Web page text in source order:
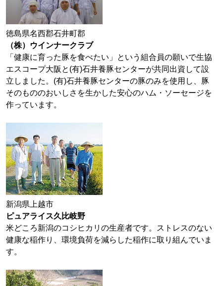
徳島県名西郡石井町郡
（株）ウインナークラブ
「健康に育った豚を食べたい」という組合員の願いで生協
エスコープ大阪と(有)石井養豚センターが共同出資して設
立しました。(有)石井養豚センターの豚のみを使用し、豚
そのもののおいしさを生かした安心のハム・ソーセージを
作っています。
新潟県上越市
ピュアライス久比岐野
米どころ新潟のコシヒカリの生産者です。ストレスのない
健康な稲作り、環境負荷を減らした稲作に取り組んでいま
す。